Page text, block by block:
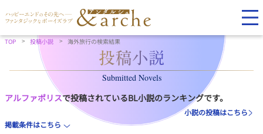
TOP 投稿小説 海外旅行の検索結果
Submitted Novels
アルファポリスで投稿されているBL小説のランキングです。
小説の投稿はこちら
掲載条件はこちら